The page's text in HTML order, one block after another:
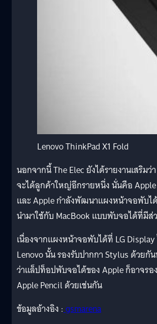
Lenovo ThinkPad X1 Fold
นอกจากนี้ The Elec ยังได้รายงานเสริมว่
จะได้ลูกค้าใหญ่อีกรายหนึ่ง นั่นคือ Apple
และ Apple กำลังพัฒนาแผงหน้าจอพับไ
นำมาใช้กับ MacBook แบบพับจอได้ที่มีส่
เนื่องจากแผงหน้าจอพับได้ที่ LG
Lenovo นั้น รองรับปากกา Stylus ด้วยกั
ว่าแล็ปท็อปพับจอได้ของ Apple ก็อาจรอ
Apple Pencil ด้วยเช่นกัน
ข้อมูลอ้างอิง :gsmarena